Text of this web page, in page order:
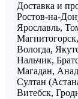
Доставка и
Ростов-на-
Ярославль,
Вологда,
Нальчик,
Магадан,
Султан
Витебск,